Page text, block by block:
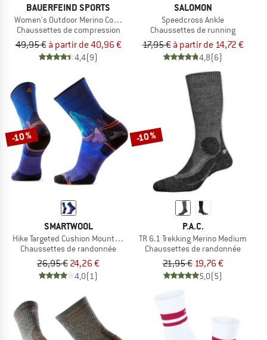
BAUERFEIND SPORTS
Women's Outdoor Merino Compression Socks
Chaussettes de compression
49,95 € à partir de 40,96 €
4,4(9)
SALOMON
Speedcross Ankle
Chaussettes de running
17,95 € à partir de 14,72 €
4,8(6)
-10 %
SMARTWOOL
Hike Targeted Cushion Mountain Myth Crew
Chaussettes de randonnée
26,95 € 24,26 €
4,0(1)
-10 %
P.A.C.
TR 6.1 Trekking Merino Medium
Chaussettes de randonnée
21,95 € 19,76 €
5,0(5)